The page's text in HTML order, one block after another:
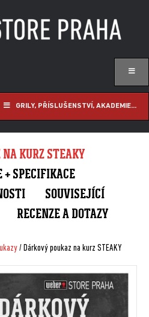
GRILY, PŘÍSLUŠENSTVÍ, AKADEMIE...
NA KURZ STEAKY
+ SPECIFIKACE
SOUVISEJÍCÍ
RECENZE A DOTAZY
/ Dárkový poukaz na kurz STEAKY